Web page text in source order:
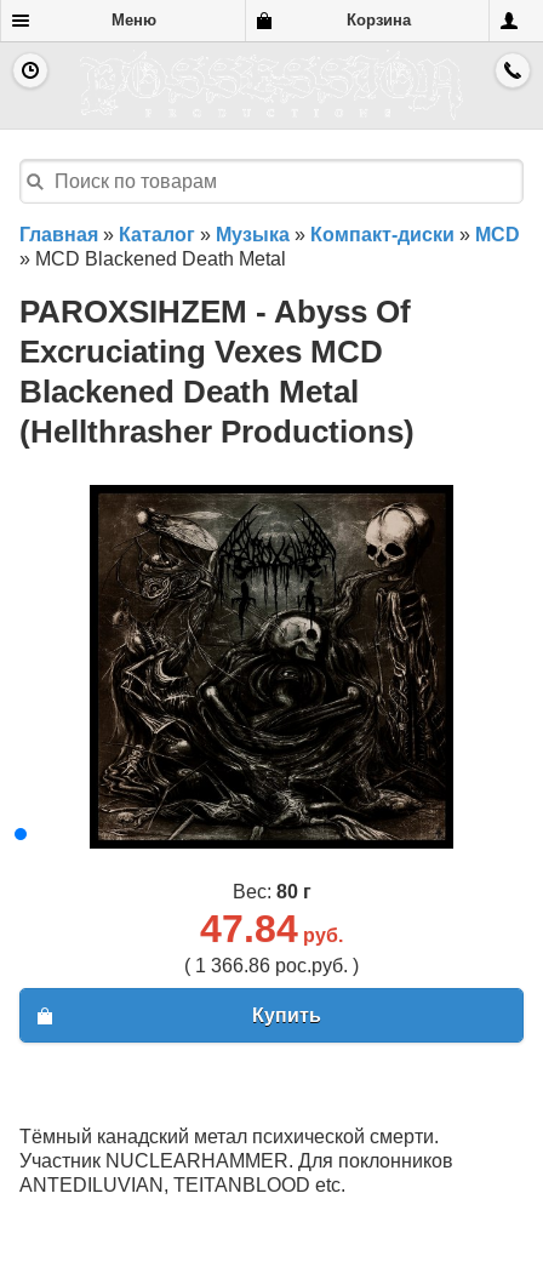
Меню Корзина
Главная » Каталог » Музыка » Компакт-диски » MCD
» MCD Blackened Death Metal
PAROXSIHZEM - Abyss Of
Excruciating Vexes MCD
Blackened Death Metal
(Hellthrasher Productions)
Вес: 80 г
47.84 руб.
( 1 366.86 рос.руб. )
Купить
Тёмный канадский метал психической смерти.
Участник NUCLEARHAMMER. Для поклонников
ANTEDILUVIAN, TEITANBLOOD etc.